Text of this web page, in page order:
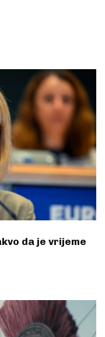
da je vrijeme